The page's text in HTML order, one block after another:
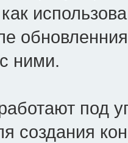
ними.
под
создания